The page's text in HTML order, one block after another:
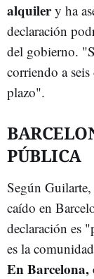
alquilery ha
declaración
del gobierno.
corriendo a
plazo".
PÚBLICA
Según
caído en
declaración es
es la
En Barcelona,